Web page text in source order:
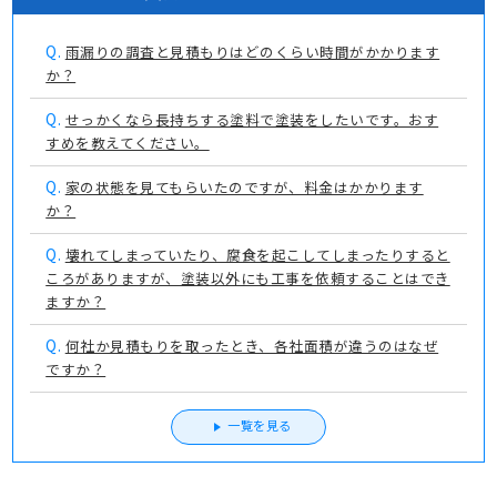
Q. 雨漏りの調査と見積もりはどのくらい時間がかかります
か？
Q. せっかくなら長持ちする塗料で塗装をしたいです。おす
すめを教えてください。
Q. 家の状態を見てもらいたのですが、料金はかかります
か？
Q. 壊れてしまっていたり、腐食を起こしてしまったりすると
ころがありますが、塗装以外にも工事を依頼することはでき
ますか？
Q. 何社か見積もりを取ったとき、各社面積が違うのはなぜ
ですか？
一覧を見る